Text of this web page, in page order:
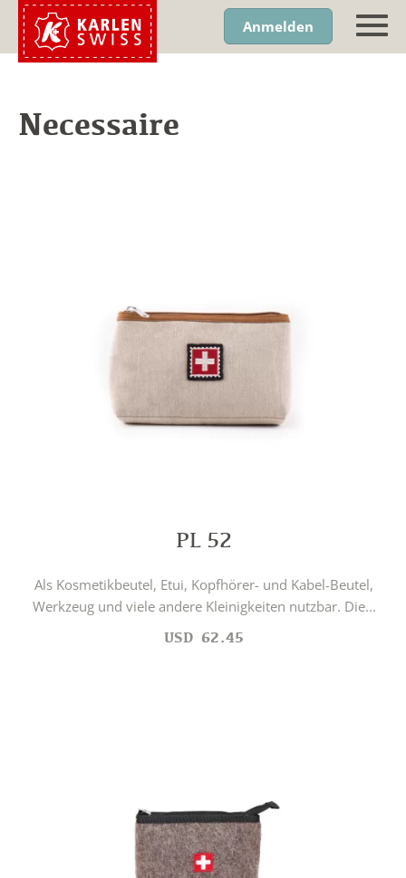
Anmelden
Necessaire
PL 52
Als Kosmetikbeutel, Etui, Kopfhörer- und Kabel-Beutel,
Werkzeug und viele andere Kleinigkeiten nutzbar. Die...
USD 62.45